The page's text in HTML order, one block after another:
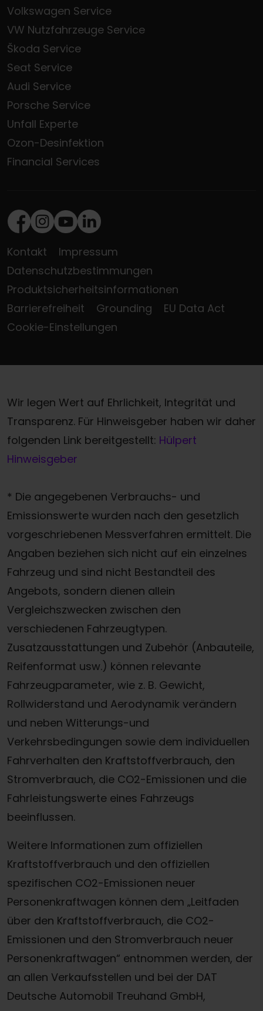
Volkswagen Service
VW Nutzfahrzeuge Service
Škoda Service
Seat Service
Audi Service
Porsche Service
Unfall Experte
Ozon-Desinfektion
Financial Services
Facebook
Instagram
Youtube
LinkedIn
Kontakt
Impressum
Datenschutzbestimmungen
Produktsicherheitsinformationen
Barrierefreiheit
Grounding
EU Data Act
Cookie-Einstellungen
Wir legen Wert auf Ehrlichkeit, Integrität und
Transparenz. Für Hinweisgeber haben wir daher
folgenden Link bereitgestellt: Hülpert
Hinweisgeber
* Die angegebenen Verbrauchs- und
Emissionswerte wurden nach den gesetzlich
vorgeschriebenen Messverfahren ermittelt. Die
Angaben beziehen sich nicht auf ein einzelnes
Fahrzeug und sind nicht Bestandteil des
Angebots, sondern dienen allein
Vergleichszwecken zwischen den
verschiedenen Fahrzeugtypen.
Zusatzausstattungen und Zubehör (Anbauteile,
Reifenformat usw.) können relevante
Fahrzeugparameter, wie z. B. Gewicht,
Rollwiderstand und Aerodynamik verändern
und neben Witterungs-und
Verkehrsbedingungen sowie dem individuellen
Fahrverhalten den Kraftstoffverbrauch, den
Stromverbrauch, die CO2-Emissionen und die
Fahrleistungswerte eines Fahrzeugs
beeinflussen.
Weitere Informationen zum offiziellen
Kraftstoffverbrauch und den offiziellen
spezifischen CO2-Emissionen neuer
Personenkraftwagen können dem „Leitfaden
über den Kraftstoffverbrauch, die CO2-
Emissionen und den Stromverbrauch neuer
Personenkraftwagen“ entnommen werden, der
an allen Verkaufsstellen und bei der DAT
Deutsche Automobil Treuhand GmbH,
Termin online buchen
Zum Kontaktformular